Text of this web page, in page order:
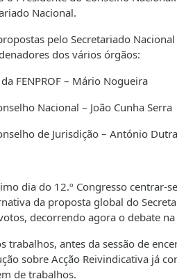
Nacional.
pelo Secretariado
dos vários órgãos:
FENPROF – Mário Nogueira
Nacional – João Cunha Serra
de Jurisdição – António Dutra
dia do 12.º Congresso centrar-
da proposta global do
decorrendo agora o debate na
trabalhos, antes da sessão de
sobre Acção Reivindicativa já
de trabalhos.